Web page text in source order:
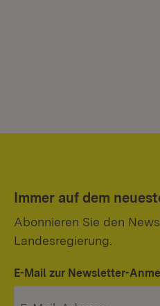
Immer auf dem
Abonnieren Sie den
Landesregierung.
E-Mail zur Newsletter-